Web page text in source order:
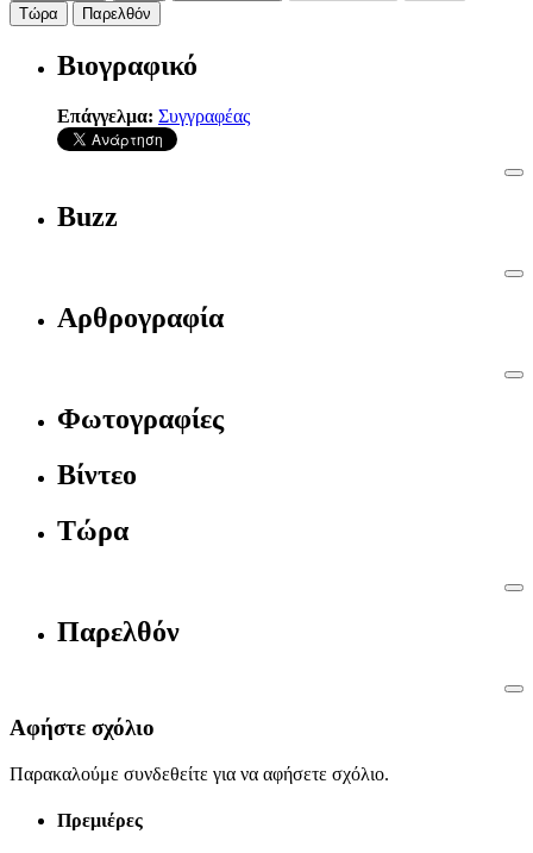
Τώρα
Παρελθόν
Βιογραφικό
Επάγγελμα: Συγγραφέας
Buzz
Αρθρογραφία
Φωτογραφίες
Βίντεο
Τώρα
Παρελθόν
Αφήστε σχόλιο
Παρακαλούμε συνδεθείτε για να αφήσετε σχόλιο.
Πρεμιέρες